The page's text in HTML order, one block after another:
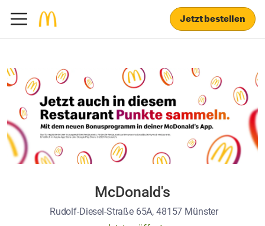
Jetzt bestellen
McDonald's
Rudolf-Diesel-Straße 65A, 48157 Münster